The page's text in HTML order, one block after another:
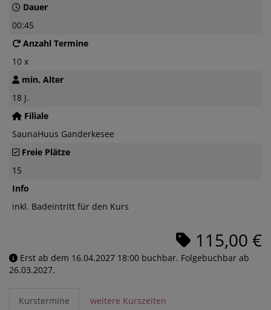
Dauer
00:45
Anzahl Termine
10 x
min. Alter
18 J.
Filiale
SaunaHuus Ganderkesee
Freie Plätze
15
Info
inkl. Badeintritt für den Kurs
115,00 €
Erst ab dem 16.04.2027 18:00 buchbar. Folgebuchbar ab
26.03.2027.
Kurstermine
weitere Kurszeiten